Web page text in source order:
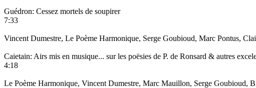
Guédron: Cessez mortels de soupirer
7:33
Vincent Dumestre, Le Poème Harmonique, Serge Goubioud, Marc Pontus,
Caietain: Airs mis en musique... sur les poësies de P. de Ronsard & autres
4:18
Le Poème Harmonique, Vincent Dumestre, Marc Mauillon, Serge Goubioud,